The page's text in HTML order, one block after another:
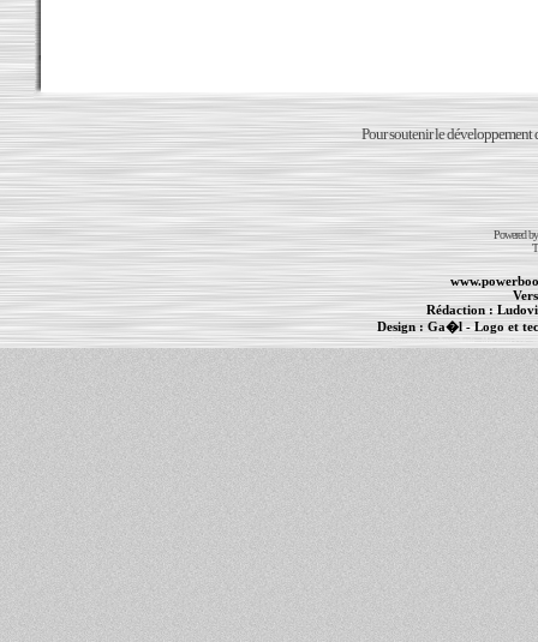
Pour soutenir le développement
Powered
Rédaction :
Design : Ga�l- Logo et
Informations : PowerBook MacBook Pro